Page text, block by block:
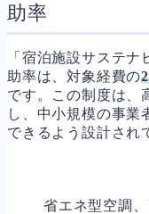
助率
「宿泊施設サステ
助率は、対象経費の
です。この制度は、
し、中小規模の事業
できるよう設計され
省エネ型空調